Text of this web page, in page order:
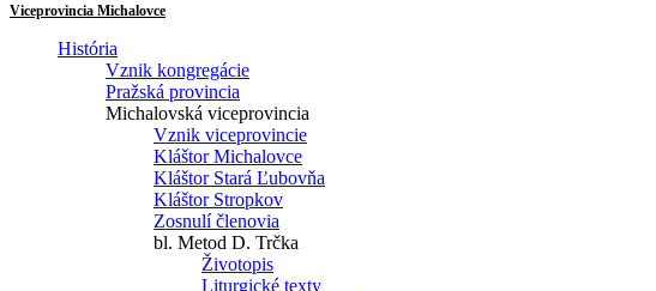
Viceprovincia Michalovce
História
Vznik kongregácie
Pražská provincia
Michalovská viceprovincia
Vznik viceprovincie
Kláštor Michalovce
Kláštor Stará Ľubovňa
Kláštor Stropkov
Zosnulí členovia
bl. Metod D. Trčka
Životopis
Liturgické texty